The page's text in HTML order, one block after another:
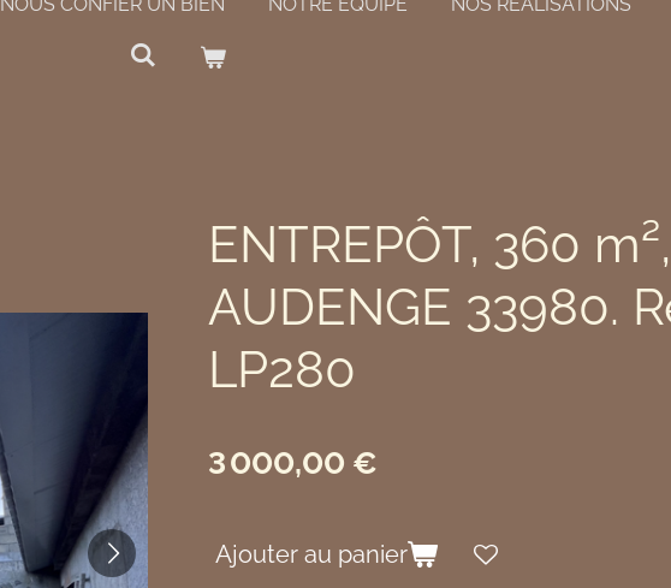
ENTREPÔT, 360 m²,
AUDENGE 33980.
LP280
3 000,00 €
Ajouter au panier